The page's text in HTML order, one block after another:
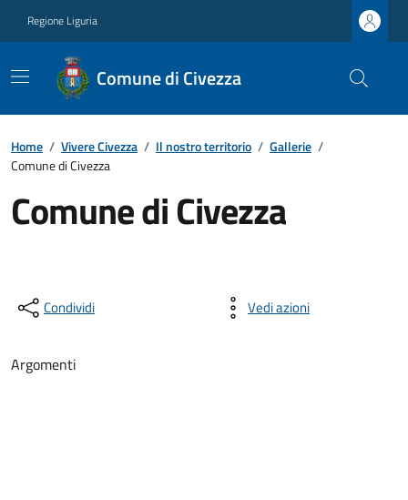
Regione Liguria
Comune di Civezza
Home / Vivere Civezza / Il nostro territorio / Gallerie /
Comune di Civezza
Comune di Civezza
Condividi Vedi azioni
Argomenti